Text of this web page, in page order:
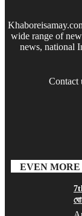
wide range of
news, national
Contact
EVEN MORE